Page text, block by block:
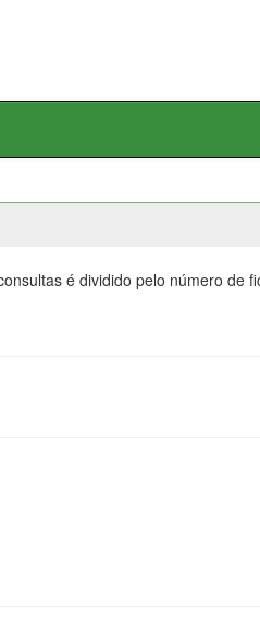
é dividido pelo número de